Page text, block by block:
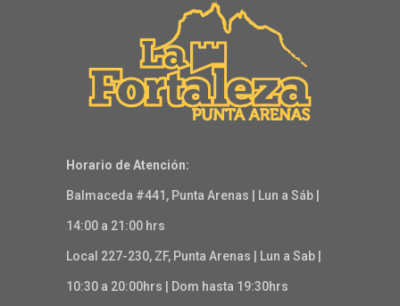
Horario de Atención:
Balmaceda #441, Punta Arenas | Lun a Sáb |
14:00 a 21:00 hrs
Local 227-230, ZF, Punta Arenas | Lun a Sab |
10:30 a 20:00hrs | Dom hasta 19:30hrs